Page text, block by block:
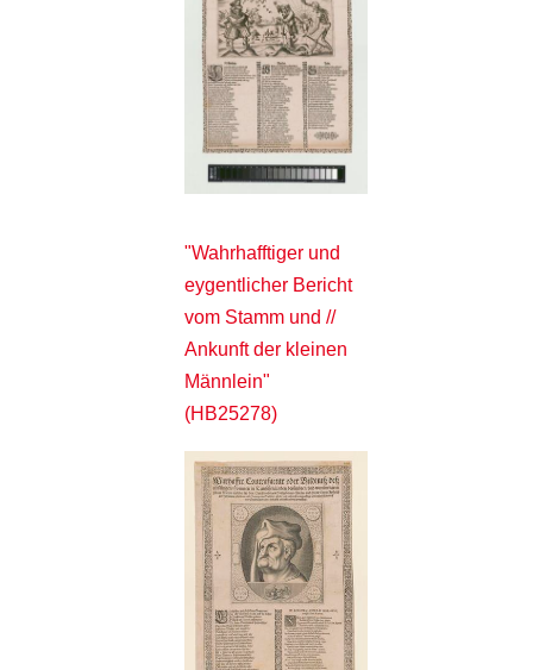
"Wahrhafftiger und
eygentlicher Bericht
vom Stamm und //
Ankunft der kleinen
Männlein"
(HB25278)